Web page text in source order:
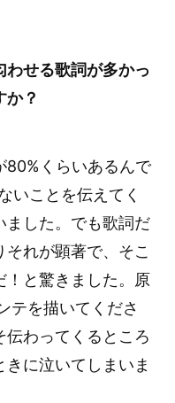
せる歌詞が多かっ
か？
くらいあるんで
いことを伝えてく
ました。でも歌詞だ
れが顕著で、そこ
！と驚きました。原
テを描いてくださ
伝わってくるところ
に泣いてしまいま